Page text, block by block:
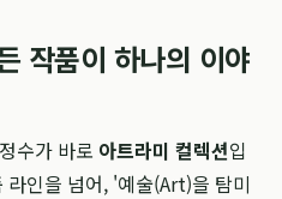
작품이 하나의 이야
수가 바로 아트라미 컬렉션입
인을 넘어, '예술(Art)을 탐미